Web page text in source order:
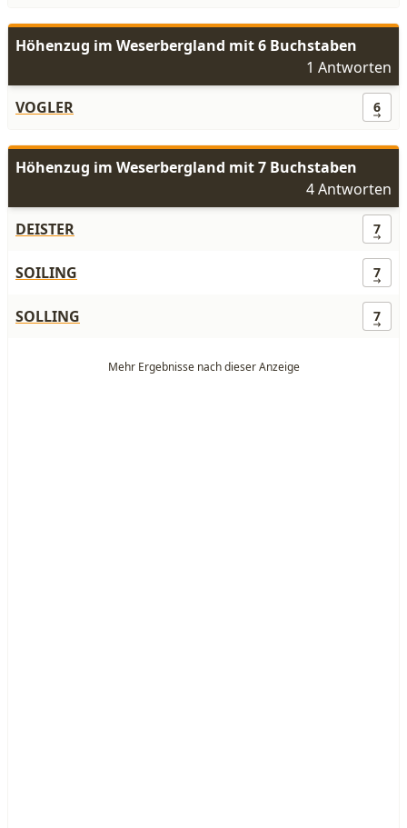
Höhenzug im Weserbergland mit 6 Buchstaben
1 Antworten
VOGLER
6
Höhenzug im Weserbergland mit 7 Buchstaben
4 Antworten
DEISTER
7
SOILING 7
SOLLING 7